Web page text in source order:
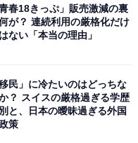
落ち着きのあるキャラ
を見せる孔明の役
の多い向井さんの新
した。
普段からクールなイ
青春18きっぷ」販売激減の裏
が？ 連続利用の厳格化だけ
ない「本当の理由」
移民」に冷たいのはどっちな
？ スイスの厳格過ぎる学歴
と、日本の曖昧過ぎる外国
策